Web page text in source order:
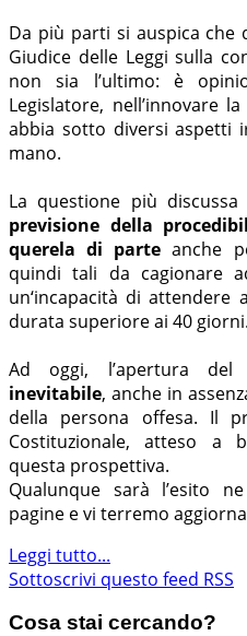
Da più parti si auspica
Giudice delle Leggi sulla
non sia l’ultimo: è
Legislatore, nell’innovare
abbia sotto diversi aspetti
mano.
La questione più
previsione della
querela di parte anche
quindi tali da cagionare
un‘incapacità di attendere
durata superiore ai 40 giorni.
Ad oggi, l’apertura del
inevitabile, anche in
della persona offesa. Il
Costituzionale, atteso a
questa prospettiva.
Qualunque sarà l’esito
pagine e vi terremo
Leggi tutto...
Sottoscrivi questo feed RSS
Cosa stai cercando?